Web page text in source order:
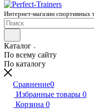
Интернет-магазин спортивных
Каталог
По всему сайту
По каталогу
Сравнение0
Избранные товары 0
Корзина 0